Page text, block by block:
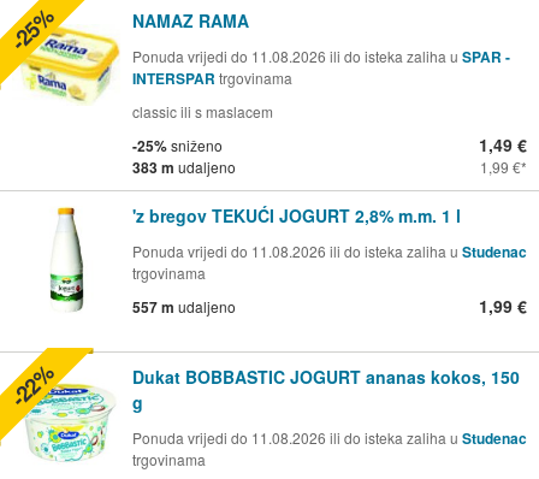
NAMAZ RAMA
Ponuda vrijedi do 11.08.2026 ili do isteka zaliha u SPAR -
INTERSPAR trgovinama
classic ili s maslacem
-25%sniženo
383 m udaljeno
1,49 €
1,99 €
-25%
'z bregov TEKUĆI JOGURT 2,8% m.m. 1 l
Ponuda vrijedi do 11.08.2026 ili do isteka zaliha u Studenac
trgovinama
557 m udaljeno 1,99 €
Dukat BOBBASTIC JOGURT ananas kokos, 150
g
Ponuda vrijedi do 11.08.2026 ili do isteka zaliha u Studenac
trgovinama
-22%